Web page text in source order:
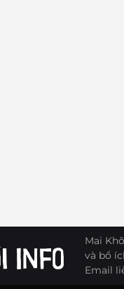
Mai
và bổ
Email